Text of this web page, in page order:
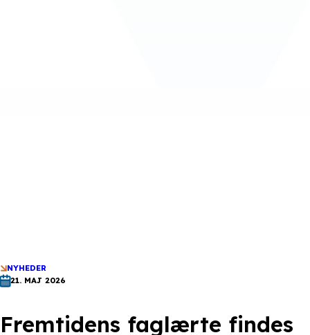
NYHEDER
21. MAJ 2026
Fremtidens faglærte findes